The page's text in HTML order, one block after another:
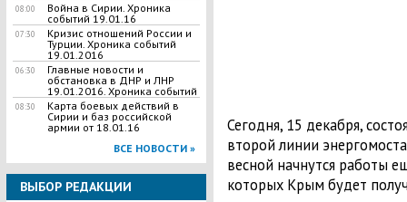
08:00
Война в Сирии. Хроника
событий 19.01.16
07:30
Кризис отношений России и
Турции. Хроника событий
19.01.2016
06:30
Главные новости и
обстановка в ДНР и ЛНР
19.01.2016. Хроника событий
08:30
Карта боевых действий в
Сирии и баз российской
армии от 18.01.16
ВСЕ НОВОСТИ »
ВЫБОР РЕДАКЦИИ
Сегодня, 15 декабря,
второй линии
весной начнутся работы
которых Крым будет